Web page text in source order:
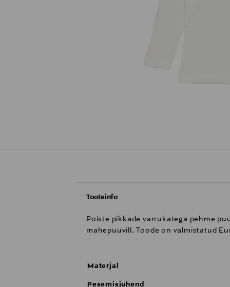
Tooteinfo
Poiste pikkade varrukatega pehme
mahepuuvill. Toode on valmistatud
Materjal
Pesemisjuhend